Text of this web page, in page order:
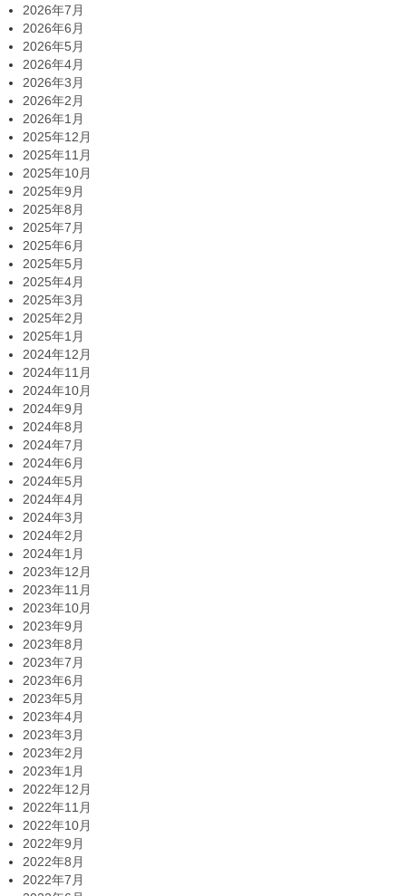
2026年7月
2026年6月
2026年5月
2026年4月
2026年3月
2026年2月
2026年1月
2025年12月
2025年11月
2025年10月
2025年9月
2025年8月
2025年7月
2025年6月
2025年5月
2025年4月
2025年3月
2025年2月
2025年1月
2024年12月
2024年11月
2024年10月
2024年9月
2024年8月
2024年7月
2024年6月
2024年5月
2024年4月
2024年3月
2024年2月
2024年1月
2023年12月
2023年11月
2023年10月
2023年9月
2023年8月
2023年7月
2023年6月
2023年5月
2023年4月
2023年3月
2023年2月
2023年1月
2022年12月
2022年11月
2022年10月
2022年9月
2022年8月
2022年7月